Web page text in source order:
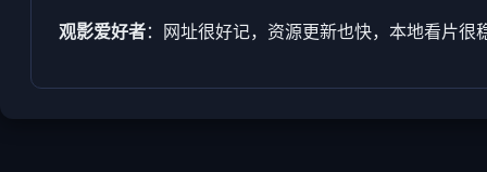
观影爱好者：网址很好记，资源更新也快，本地看片很